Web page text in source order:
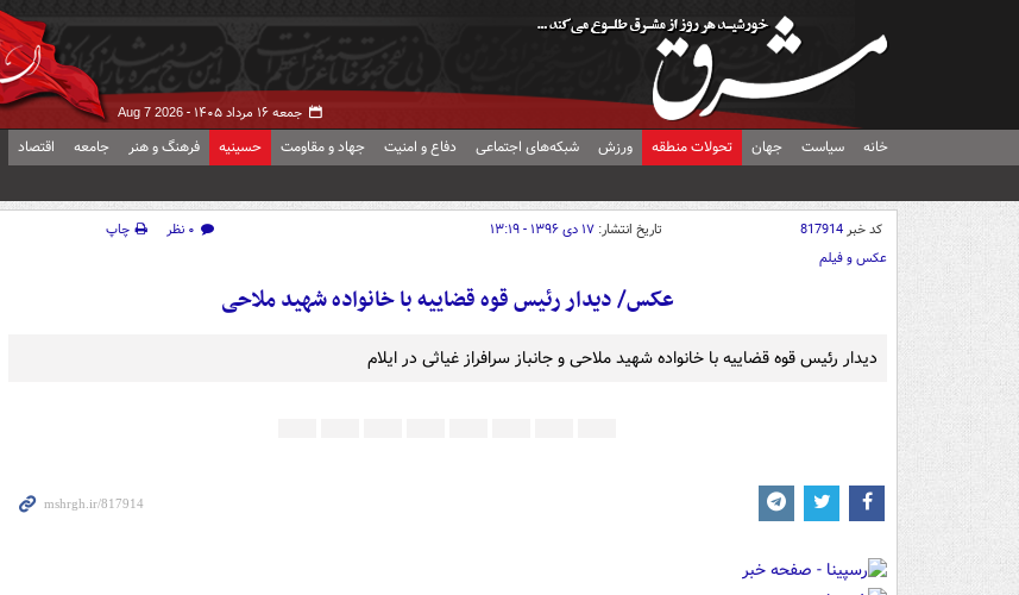
جمعه ۱۶ مرداد ۱۴۰۵ - Aug 7 2026
خانه سیاست جهان تحولات منطقه ورزش شبکه‌های اجتماعی دفاع و امنیت جهاد و مقاومت حسینیه فرهنگ و هنر جامعه اقتصاد
کد خبر817914 تاریخ انتشار: ۱۷ دی ۱۳۹۶ - ۱۳:۱۹ ۰ نظر
چاپ
عکس و فیلم
عکس/ دیدار رئیس قوه قضاییه با خانواده شهید ملاحی
دیدار رئیس قوه قضاییه با خانواده شهید ملاحی و جانباز سرافراز غیاثی در ایلام